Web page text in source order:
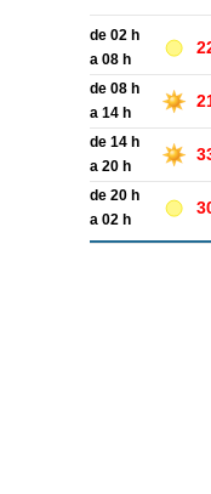
de 02 h
a 08 h
de 08 h
a 14 h
de 14 h
a 20 h
de 20 h
a 02 h